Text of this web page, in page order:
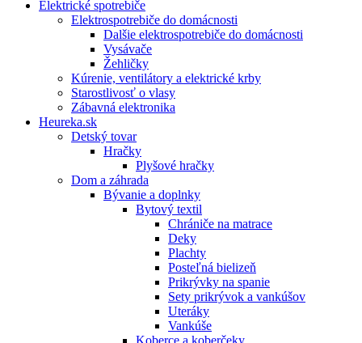
Elektrické spotrebiče
Elektrospotrebiče do domácnosti
Dalšie elektrospotrebiče do domácnosti
Vysávače
Žehličky
Kúrenie, ventilátory a elektrické krby
Starostlivosť o vlasy
Zábavná elektronika
Heureka.sk
Detský tovar
Hračky
Plyšové hračky
Dom a záhrada
Bývanie a doplnky
Bytový textil
Chrániče na matrace
Deky
Plachty
Posteľná bielizeň
Prikrývky na spanie
Sety prikrývok a vankúšov
Uteráky
Vankúše
Koberce a koberčeky